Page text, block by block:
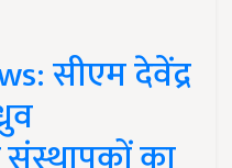
सीएम देवेंद्र